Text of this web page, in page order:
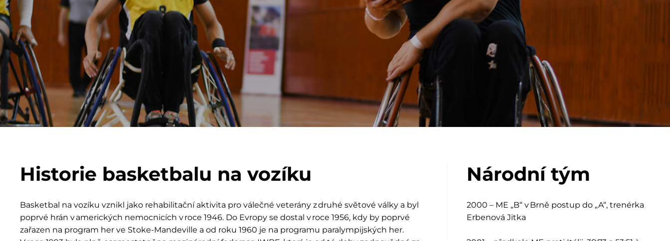
Historie basketbalu na vozíku
Basketbal na vozíku vznikl jako rehabilitační aktivita pro válečné veterány z druhé světové války a byl
poprvé hrán v amerických nemocnicích v roce 1946. Do Evropy se dostal v roce 1956, kdy by poprvé
zařazen na program her ve Stoke-Mandeville a od roku 1960 je na programu paralympijských her.
Národní tým
2000 – ME „B“ v Brně postup do „A“, trenérka
Erbenová Jitka